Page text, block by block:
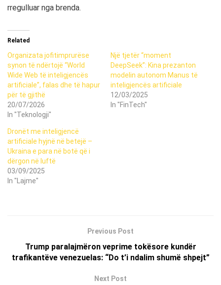
rregulluar nga brenda.
Related
Organizata jofitimprurëse
synon të ndërtojë “World
Wide Web të inteligjencës
artificiale”, falas dhe të hapur
për të gjithë
20/07/2026
In "Teknologji"
Një tjetër “moment
DeepSeek”: Kina prezanton
modelin autonom Manus të
inteligjencës artificiale
12/03/2025
In "FinTech"
Dronët me inteligjencë
artificiale hyjnë në betejë –
Ukraina e para në botë që i
dërgon në luftë
03/09/2025
In "Lajme"
Previous Post
Trump paralajmëron veprime tokësore kundër
trafikantëve venezuelas: “Do t’i ndalim shumë shpejt”
Next Post